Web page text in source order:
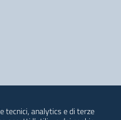
tecnici, analytics e di terze